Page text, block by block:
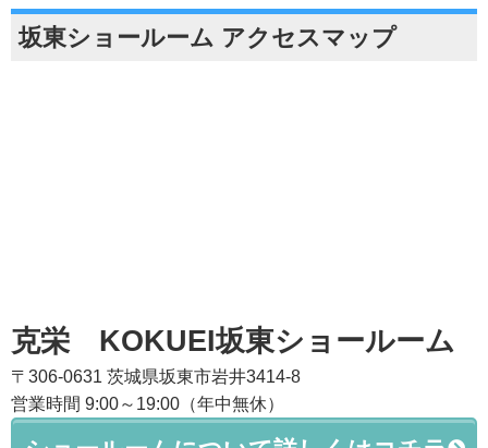
坂東ショールーム アクセスマップ
克栄 KOKUEI坂東ショールーム
〒306-0631 茨城県坂東市岩井3414-8
営業時間 9:00～19:00（年中無休）